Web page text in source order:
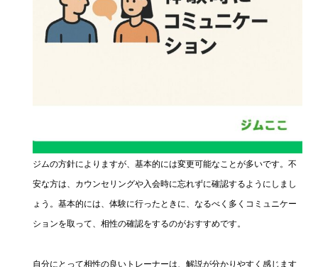
ジムの方針によりますが、基本的には変更可能なことが多いです。不
安な方は、カウンセリングや入会時に忘れずに確認するようにしまし
ょう。基本的には、体験に行ったときに、なるべく多くコミュニケー
ションを取って、相性の確認をするのがおすすめです。
自分にとって相性の良いトレーナーは、解説が分かりやすく感じます